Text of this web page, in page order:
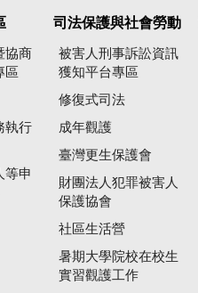
協商
區
執行
等申
司法保護與社會勞動
被害人刑事訴訟資訊
獲知平台專區
修復式司法
成年觀護
臺灣更生保護會
財團法人犯罪被害人
保護協會
社區生活營
暑期大學院校在校生
實習觀護工作